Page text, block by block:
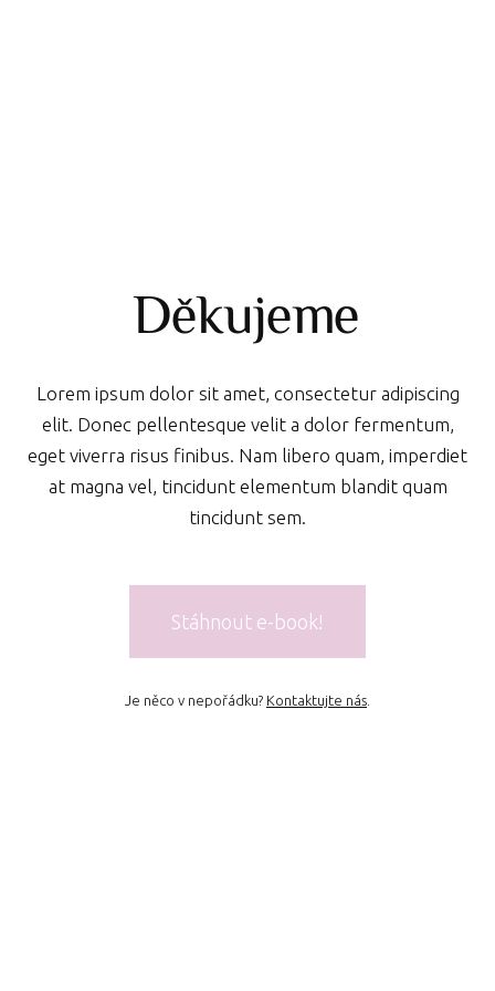
Děkujeme
Lorem ipsum dolor sit amet, consectetur adipiscing
elit. Donec pellentesque velit a dolor fermentum,
eget viverra risus finibus. Nam libero quam, imperdiet
at magna vel, tincidunt elementum blandit quam
tincidunt sem.
Stáhnout e-book!
Je něco v nepořádku? Kontaktujte nás